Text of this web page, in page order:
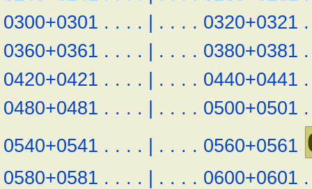
0300+0301 . . . . | . . . . 0320+0321 .
0360+0361 . . . . | . . . . 0380+0381 .
0420+0421 . . . . | . . . . 0440+0441 .
0480+0481 . . . . | . . . . 0500+0501 .
0540+0541 . . . . | . . . . 0560+0561
0580+0581 . . . . | . . . . 0600+0601 .